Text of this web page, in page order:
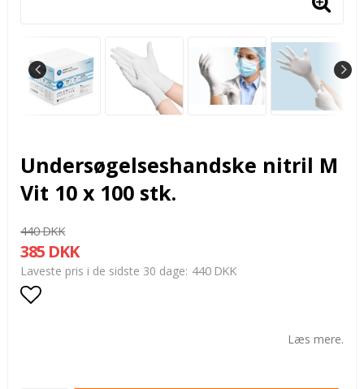
Undersøgelseshandske nitril M
Vit 10 x 100 stk.
440 DKK
385 DKK
Laveste pris i de sidste 30 dage 440 DKK
Læs mere.